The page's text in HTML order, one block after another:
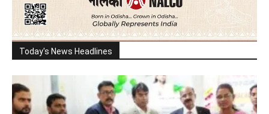
Today's News Headlines